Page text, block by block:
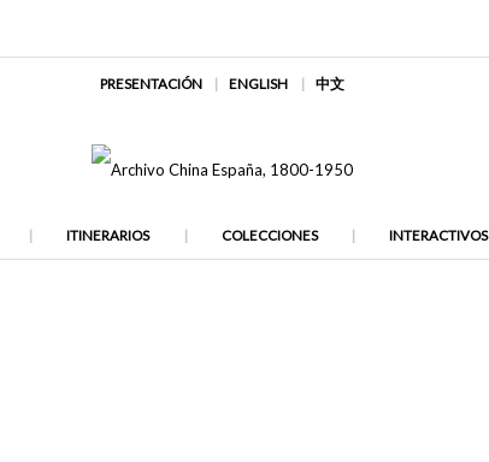
PRESENTACIÓN ENGLISH 中文
ITINERARIOS COLECCIONES INTERACTIVOS